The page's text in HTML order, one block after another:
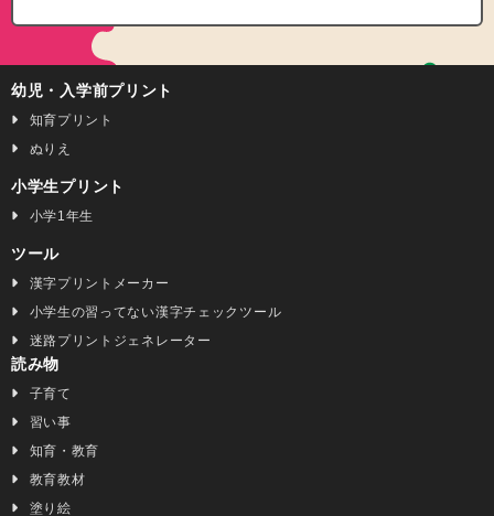
幼児・入学前プリント
知育プリント
ぬりえ
小学生プリント
小学1年生
ツール
漢字プリントメーカー
小学生の習ってない漢字チェックツール
迷路プリントジェネレーター
読み物
子育て
習い事
知育・教育
教育教材
塗り絵